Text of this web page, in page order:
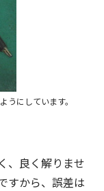
うにしています。
、良く解りませ
すから、誤差は